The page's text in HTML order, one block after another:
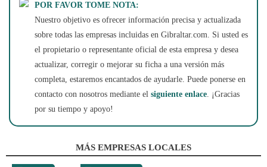
POR FAVOR TOME NOTA:
Nuestro objetivo es ofrecer información precisa y actualizada
sobre todas las empresas incluidas en Gibraltar.com. Si usted es
el propietario o representante oficial de esta empresa y desea
actualizar, corregir o mejorar su ficha a una versión más
completa, estaremos encantados de ayudarle. Puede ponerse en
contacto con nosotros mediante el siguiente enlace. ¡Gracias
por su tiempo y apoyo!
MÁS EMPRESAS LOCALES